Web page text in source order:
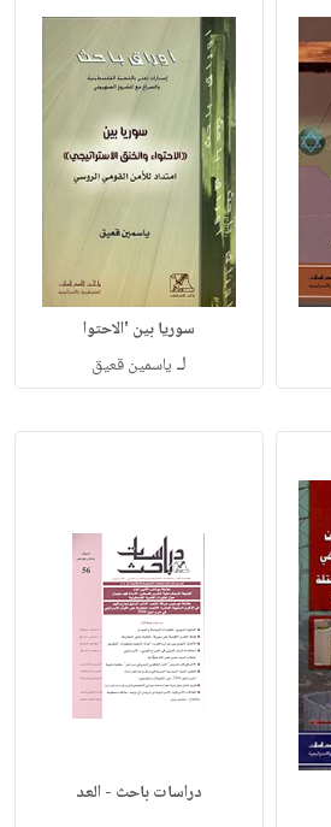
سوريا بين 'الاحتوا
لـ ياسمين قعيق
دراسات باحث - العد